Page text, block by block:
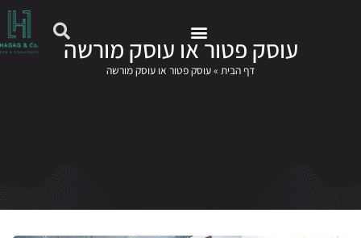
עוסק פטור או עוסק מורשה
דף הבית»עוסק פטור או עוסק מורשה